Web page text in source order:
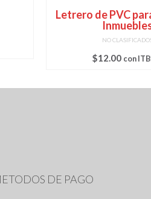
Letrero de PVC
NO
$12.00 con
DE PAGO